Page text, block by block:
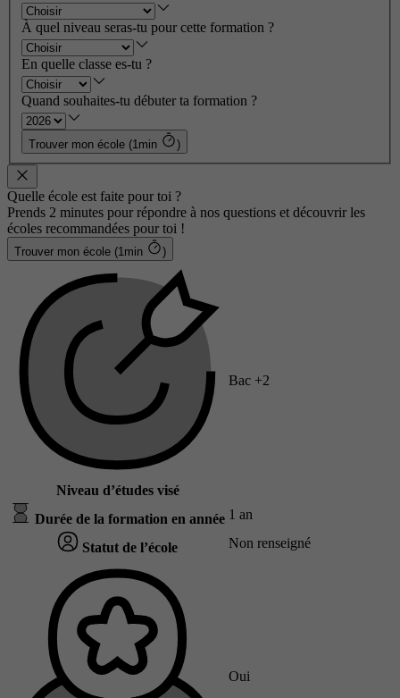
À quel niveau seras-tu pour cette formation ?
En quelle classe es-tu ?
Quand souhaites-tu débuter ta formation ?
Trouver mon école (1min )
Quelle école est faite pour toi ?
Prends 2 minutes pour répondre à nos questions et découvrir les
écoles recommandées pour toi !
Trouver mon école (1min )
Niveau d’études visé
Bac +2
Durée de la formation en année 1 an
Statut de l’école Non renseigné
Oui